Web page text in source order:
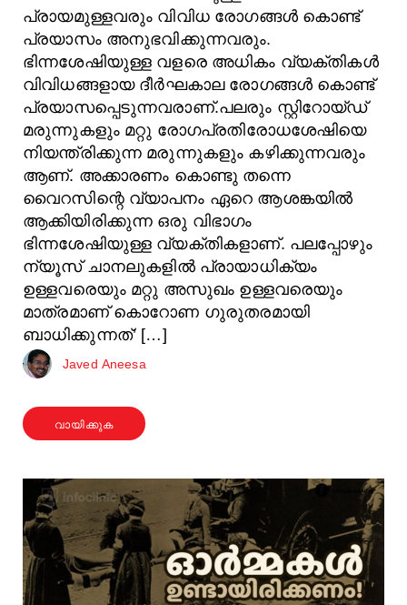
പ്രായമുള്ളവരും വിവിധ രോഗങ്ങൾ കൊണ്ട്
പ്രയാസം അനുഭവിക്കുന്നവരും.
ഭിന്നശേഷിയുള്ള വളരെ അധികം വ്യക്തികൾ
വിവിധങ്ങളായ ദീർഘകാല രോഗങ്ങൾ കൊണ്ട്
പ്രയാസപ്പെടുന്നവരാണ്.പലരും സ്റ്റിറോയ്ഡ്
മരുന്നുകളും മറ്റു രോഗപ്രതിരോധശേഷിയെ
നിയന്ത്രിക്കുന്ന മരുന്നുകളും കഴിക്കുന്നവരും
ആണ്. അക്കാരണം കൊണ്ടു തന്നെ
വൈറസിന്റെ വ്യാപനം ഏറെ ആശങ്കയിൽ
ആക്കിയിരിക്കുന്ന ഒരു വിഭാഗം
ഭിന്നശേഷിയുള്ള വ്യക്തികളാണ്. പലപ്പോഴും
ന്യൂസ് ചാനലുകളിൽ പ്രായാധിക്യം
ഉള്ളവരെയും മറ്റു അസുഖം ഉള്ളവരെയും
മാത്രമാണ് കൊറോണ ഗുരുതരമായി
ബാധിക്കുന്നത്’ […]
Javed Aneesa
വായിക്കുക